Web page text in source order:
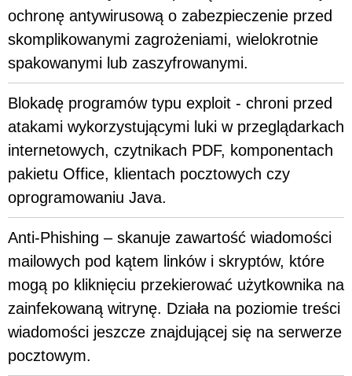
ochronę antywirusową o zabezpieczenie przed
skomplikowanymi zagrożeniami, wielokrotnie
spakowanymi lub zaszyfrowanymi.
Blokadę programów typu exploit - chroni przed
atakami wykorzystującymi luki w przeglądarkach
internetowych, czytnikach PDF, komponentach
pakietu Office, klientach pocztowych czy
oprogramowaniu Java.
Anti-Phishing – skanuje zawartość wiadomości
mailowych pod kątem linków i skryptów, które
mogą po kliknięciu przekierować użytkownika na
zainfekowaną witrynę. Działa na poziomie treści
wiadomości jeszcze znajdującej się na serwerze
pocztowym.